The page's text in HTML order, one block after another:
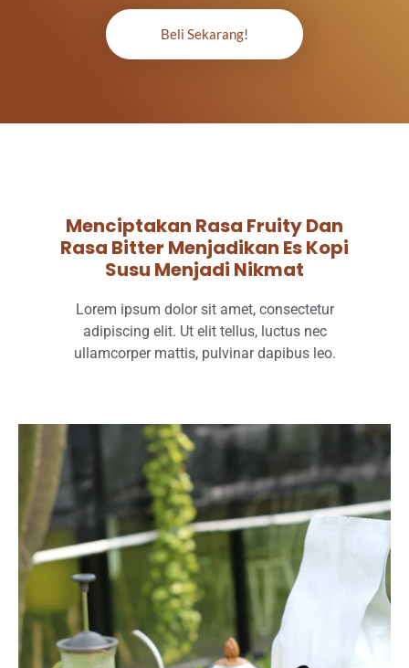
Beli Sekarang!
Menciptakan Rasa Fruity Dan
Rasa Bitter Menjadikan Es Kopi
Susu Menjadi Nikmat
Lorem ipsum dolor sit amet, consectetur
adipiscing elit. Ut elit tellus, luctus nec
ullamcorper mattis, pulvinar dapibus leo.